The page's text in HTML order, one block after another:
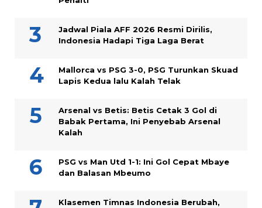
Jadwal Piala AFF 2026 Resmi Dirilis,
Indonesia Hadapi Tiga Laga Berat
Mallorca vs PSG 3-0, PSG Turunkan Skuad
Lapis Kedua lalu Kalah Telak
Arsenal vs Betis: Betis Cetak 3 Gol di
Babak Pertama, Ini Penyebab Arsenal
Kalah
PSG vs Man Utd 1-1: Ini Gol Cepat Mbaye
dan Balasan Mbeumo
Klasemen Timnas Indonesia Berubah,